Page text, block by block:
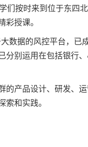
们按时来到位于东四
授课。
数据的风控平台，已
分别运用在包括银行
产品设计、研发、运
和实践。